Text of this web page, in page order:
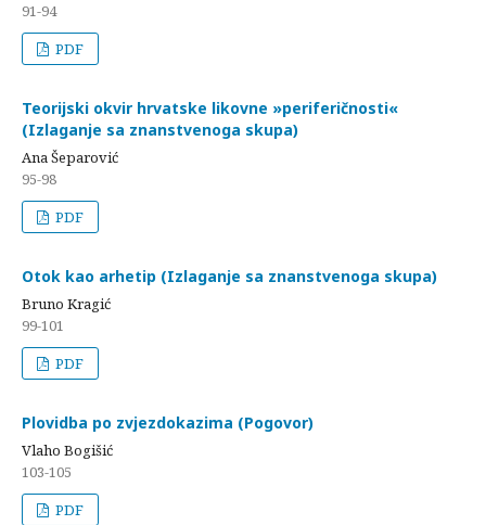
91-94
PDF
Teorijski okvir hrvatske likovne »periferičnosti«
(Izlaganje sa znanstvenoga skupa)
Ana Šeparović
95-98
PDF
Otok kao arhetip (Izlaganje sa znanstvenoga skupa)
Bruno Kragić
99-101
PDF
Plovidba po zvjezdokazima (Pogovor)
Vlaho Bogišić
103-105
PDF